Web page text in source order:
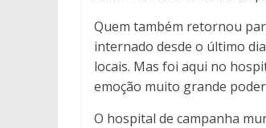
Quem também retornou
internado desde o último
locais. Mas foi aqui no
emoção muito grande
O hospital de campanha